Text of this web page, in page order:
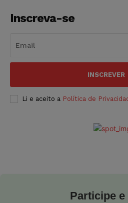
Inscreva-se
INSCREVER
Li e aceito a Política de
Participe e